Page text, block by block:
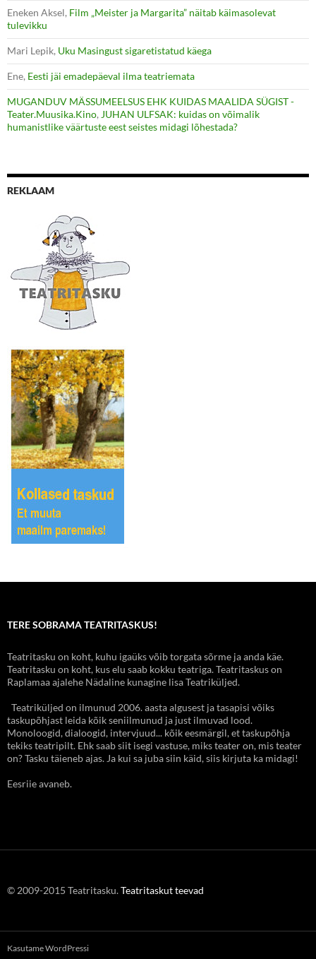
Eneken Aksel, Film „Meister ja Margarita” näitab käimasolevat
tulevikku
Mari Lepik, Uku Masingust sigaretistatud käega
Ene, Eesti jäi emadepäeval ilma teatriemata
MUGANDUV MÄSSUMEELSUS EHK KUIDAS MAALIDA SÜGIST -
Teater.Muusika.Kino, JUHAN ULFSAK: kuidas on võimalik
humanistlike väärtuste eest seistes midagi lõhestada?
REKLAAM
TERE SOBRAMA TEATRITASKUS!
Teatritasku on koht, kuhu igaüks võib torgata sõrme ja anda käe.
Teatritasku on koht, kus elu saab kokku teatriga. Teatritaskus on
Raplamaa ajalehe Nädaline kunagine lisa Teatriküljed.
Teatriküljed on ilmunud 2006. aasta algusest ja tasapisi võiks
taskupõhjast leida kõik seniilmunud ja just ilmuvad lood.
Monoloogid, dialoogid, intervjuud... kõik eesmärgil, et taskupõhja
tekiks teatripilt. Ehk saab siit isegi vastuse, miks teater on, mis teater
on? Tasku täieneb ajas. Ja kui sa juba siin käid, siis kirjuta ka midagi!
Eesriie avaneb.
© 2009-2015 Teatritasku.Teatritaskut teevad
Kasutame WordPressi